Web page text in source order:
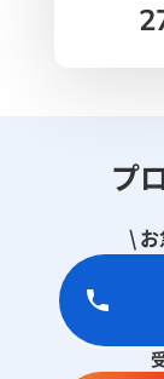
プ
\ お